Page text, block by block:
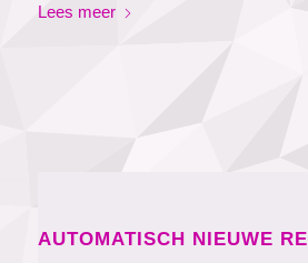
Lees meer
AUTOMATISCH NIEUWE